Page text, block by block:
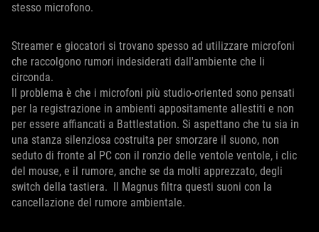
stesso microfono.
Streamer e giocatori si trovano spesso ad utilizzare microfoni
che raccolgono rumori indesiderati dall'ambiente che li
circonda.
Il problema è che i microfoni più studio-oriented sono pensati
per la registrazione in ambienti appositamente allestiti e non
per essere affiancati a Battlestation. Si aspettano che tu sia in
una stanza silenziosa costruita per smorzare il suono, non
seduto di fronte al PC con il ronzio delle ventole ventole, i clic
del mouse, e il rumore, anche se da molti apprezzato, degli
switch della tastiera. Il Magnus filtra questi suoni con la
cancellazione del rumore ambientale.